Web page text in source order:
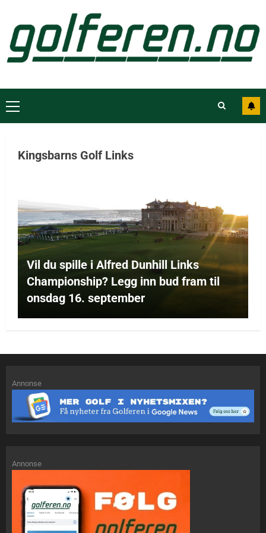
Kingsbarns Golf Links
Vil du spille i Alfred Dunhill Links
Championship? Legg inn bud fram til
onsdag 16. september
Annonse
Annonse